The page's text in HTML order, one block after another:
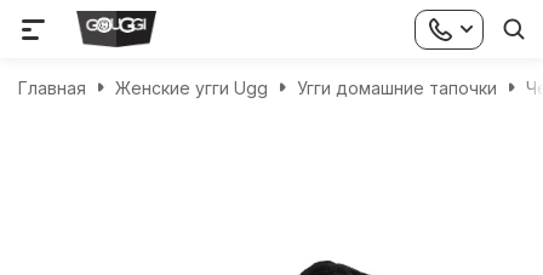
Главная Женские угги Ugg Угги домашние тапочки